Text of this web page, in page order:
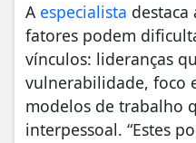
A especialista
fatores podem
vínculos: lideranças
vulnerabilidade, foco
modelos de trabalho
interpessoal. “Estes